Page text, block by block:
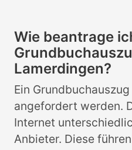
Wie beantrage
Lamerdingen?
Ein
angefordert werden.
Internet
Anbieter. Diese